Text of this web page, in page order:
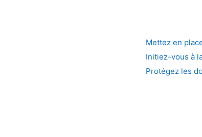
Mettez en
Initiez-vous à
Protégez les